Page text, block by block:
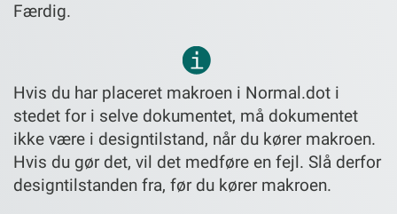
Færdig.
Hvis du har placeret makroen i Normal.dot i
stedet for i selve dokumentet, må dokumentet
ikke være i designtilstand, når du kører makroen.
Hvis du gør det, vil det medføre en fejl. Slå derfor
designtilstanden fra, før du kører makroen.